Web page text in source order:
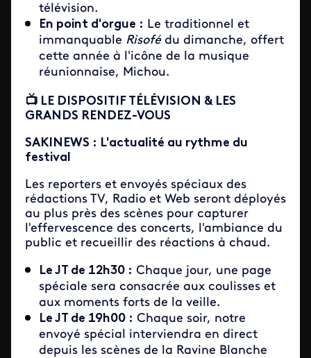
télévision.
En point d'orgue : Le traditionnel et
immanquable Risofédu dimanche, offert
cette année à l'icône de la musique
réunionnaise, Michou.
📺 LE DISPOSITIF TÉLÉVISION & LES
GRANDS RENDEZ-VOUS
SAKINEWS : L'actualité au rythme du
festival
Les reporters et envoyés spéciaux des
rédactions TV, Radio et Web seront déployés
au plus près des scènes pour capturer
l'effervescence des concerts, l'ambiance du
public et recueillir des réactions à chaud.
Le JT de 12h30 : Chaque jour, une page
spéciale sera consacrée aux coulisses et
aux moments forts de la veille.
Le JT de 19h00 : Chaque soir, notre
envoyé spécial interviendra en direct
depuis les scènes de la Ravine Blanche